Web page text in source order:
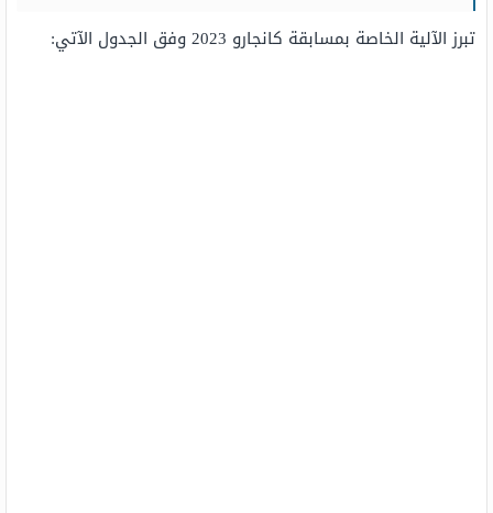
تبرز الآلية الخاصة بمسابقة كانجارو 2023 وفق الجدول الآتي: